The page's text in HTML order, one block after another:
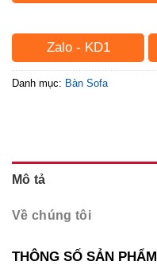
Zalo - KD1
Danh mục: Bàn Sofa
Mô tả
Về chúng tôi
THÔNG SỐ SẢN PHẨM